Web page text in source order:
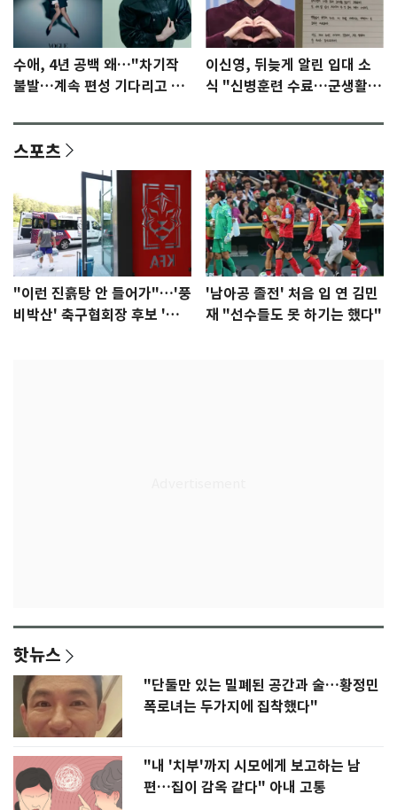
수애, 4년 공백 왜…"차기작
불발…계속 편성 기다리고 있
이신영, 뒤늦게 알린 입대 소
식 "신병훈련 수료…군생활
스포츠
"이런 진흙탕 안 들어가"…'풍
비박산' 축구협회장 후보 '실
'남아공 졸전' 처음 입 연 김민
재 "선수들도 못 하기는 했다"
핫뉴스
"단둘만 있는 밀폐된 공간과 술…황정민
폭로녀는 두가지에 집착했다"
"내 '치부'까지 시모에게 보고하는 남
편…집이 감옥 같다" 아내 고통